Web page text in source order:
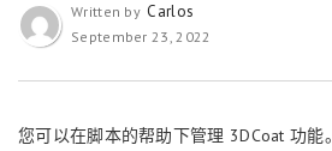
Written by Carlos
September 23, 2022
您可以在脚本的帮助下管理 3DСoat 功能。